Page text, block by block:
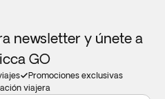
newsletter y únete a
GO
Promociones exclusivas
viajera